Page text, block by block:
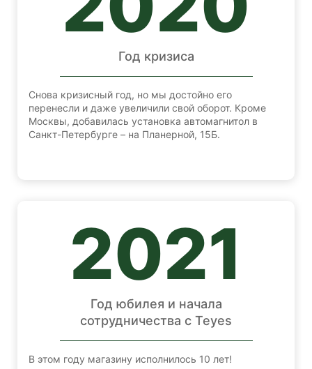
Год кризиса
Снова кризисный год, но мы достойно его
перенесли и даже увеличили свой оборот. Кроме
Москвы, добавилась установка автомагнитол в
Санкт-Петербурге – на Планерной, 15Б.
2021
Год юбилея и начала
сотрудничества с Teyes
В этом году магазину исполнилось 10 лет!